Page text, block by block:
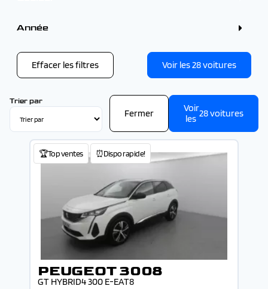
Gris (9)
Blanc (6)
Noir (4)
Rouge (2)
Vert (1)
Année
Effacer les filtres Voir les28voitures
Trier par
Fermer
Voir
les 28voitures
🏆Top ventes ⏰Dispo rapide!
PEUGEOT 3008
GT HYBRID4 300 E-EAT8